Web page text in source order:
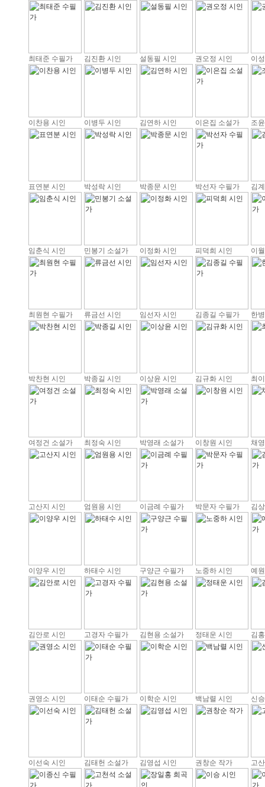
최태준 수필가 김진환 시인 설동필 시인 권오정 시인 이
이찬용 시인 이병두 시인 김연하 시인 이은집 소설가 조
표연분 시인 박성락 시인 박종문 시인 박선자 수필가 김
임춘식 시인 민봉기 소설가 이정화 시인 피덕희 시인 이
최원현 수필가 류금선 시인 임선자 시인 김종길 수필가 한
박찬현 시인 박종길 시인 이상윤 시인 김규화 시인 최
여정건 소설가 최정숙 시인 박영래 소설가 이창원 시인 채
고산지 시인 엄원용 시인 이금례 수필가 박문자 수필가 김
이양우 시인 하태수 시인 구양근 수필가 노중하 시인 예
김안로 시인 고경자 수필가 김현용 소설가 정태운 시인 김
권영소 시인 이태순 수필가 이학순 시인 백남렬 시인 신
이선숙 시인 김태헌 소설가 김영섭 시인 권창순 작가 고